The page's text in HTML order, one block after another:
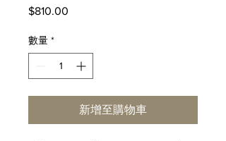
$810.00
數量 *
新增至購物車